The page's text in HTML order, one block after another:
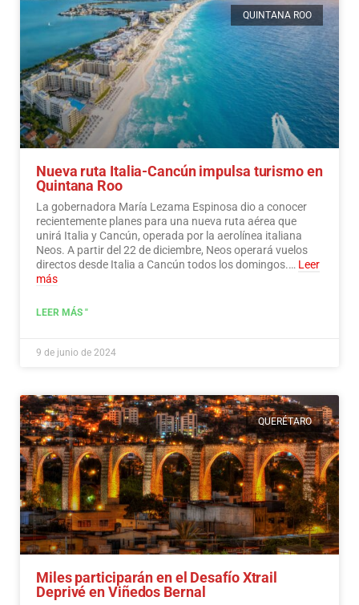
QUINTANA ROO
Nueva ruta Italia-Cancún impulsa turismo en
Quintana Roo
La gobernadora María Lezama Espinosa dio a conocer
recientemente planes para una nueva ruta aérea que
unirá Italia y Cancún, operada por la aerolínea italiana
Neos. A partir del 22 de diciembre, Neos operará vuelos
directos desde Italia a Cancún todos los domingos.… Leer
más
LEER MÁS "
9 de junio de 2024
QUERÉTARO
Miles participarán en el Desafío Xtrail
Deprivé en Viñedos Bernal